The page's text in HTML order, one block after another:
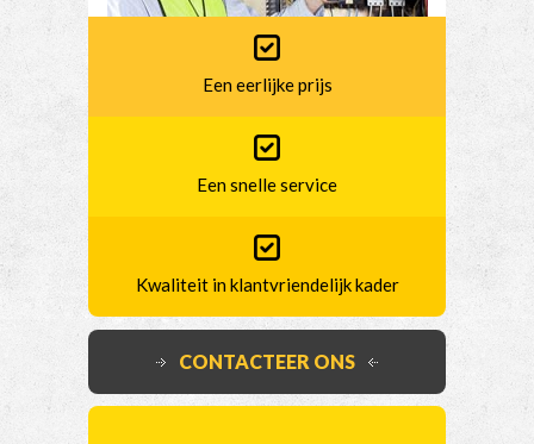
Een eerlijke prijs
Een snelle service
Kwaliteit in klantvriendelijk kader
CONTACTEER ONS